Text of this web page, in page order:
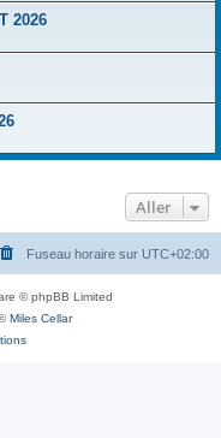
2026
Aller
Fuseau horaire sur UTC+02:00
© phpBB Limited
Miles Cellar